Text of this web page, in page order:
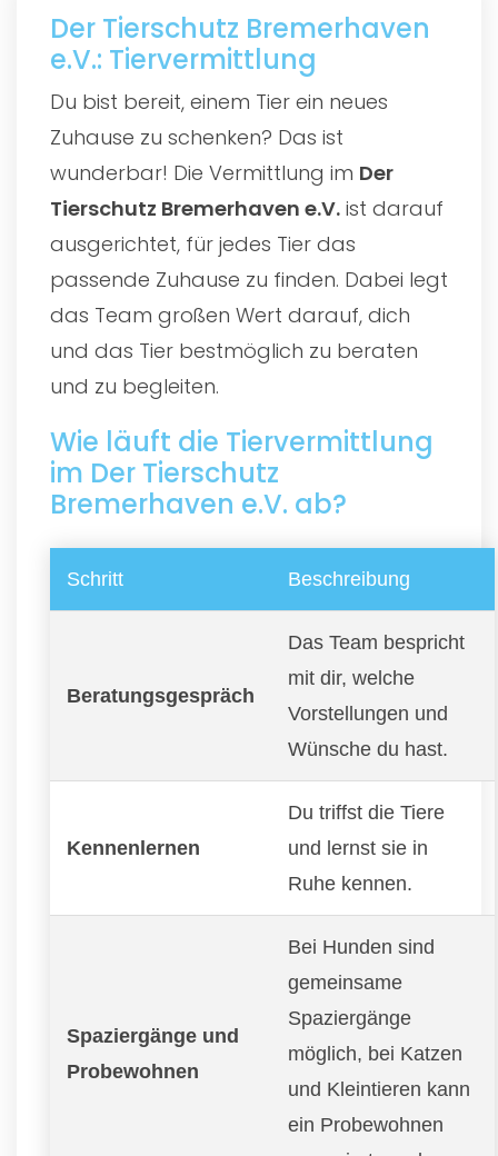
Der Tierschutz Bremerhaven
e.V.: Tiervermittlung
Du bist bereit, einem Tier ein neues
Zuhause zu schenken? Das ist
wunderbar! Die Vermittlung im Der
Tierschutz Bremerhaven e.V. ist darauf
ausgerichtet, für jedes Tier das
passende Zuhause zu finden. Dabei legt
das Team großen Wert darauf, dich
und das Tier bestmöglich zu beraten
und zu begleiten.
Wie läuft die Tiervermittlung
im Der Tierschutz
Bremerhaven e.V. ab?
Schritt Beschreibung
Beratungsgespräch
Das Team bespricht
mit dir, welche
Vorstellungen und
Wünsche du hast.
Kennenlernen
Du triffst die Tiere
und lernst sie in
Ruhe kennen.
Spaziergänge und
Probewohnen
Bei Hunden sind
gemeinsame
Spaziergänge
möglich, bei Katzen
und Kleintieren kann
ein Probewohnen